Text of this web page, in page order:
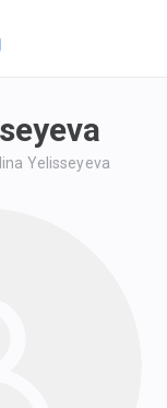
Yelisseyeva